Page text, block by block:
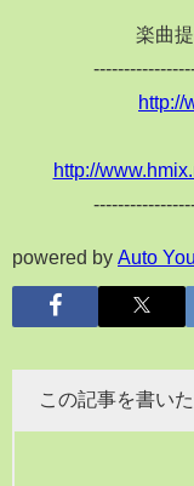
楽曲
http://
http://
powered by Auto
この記事を書いた